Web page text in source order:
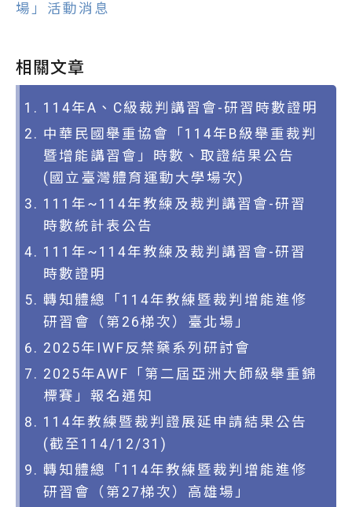
場」活動消息
相關文章
114年A、C級裁判講習會-研習時數證明
中華民國舉重協會「114年B級舉重裁判
暨增能講習會」時數、取證結果公告
(國立臺灣體育運動大學場次)
111年~114年教練及裁判講習會-研習
時數統計表公告
111年~114年教練及裁判講習會-研習
時數證明
轉知體總「114年教練暨裁判增能進修
研習會（第26梯次）臺北場」
2025年IWF反禁藥系列研討會
2025年AWF「第二屆亞洲大師級舉重錦
標賽」報名通知
114年教練暨裁判證展延申請結果公告
(截至114/12/31)
轉知體總「114年教練暨裁判增能進修
研習會（第27梯次）高雄場」